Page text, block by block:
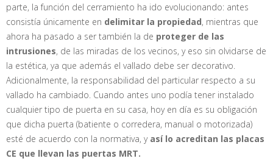
parte, la función del cerramiento ha ido evolucionando: antes
consistía únicamente en delimitar la propiedad, mientras que
ahora ha pasado a ser también la de proteger de las
intrusiones, de las miradas de los vecinos, y eso sin olvidarse de
la estética, ya que además el vallado debe ser decorativo.
Adicionalmente, la responsabilidad del particular respecto a su
vallado ha cambiado. Cuando antes uno podía tener instalado
cualquier tipo de puerta en su casa, hoy en día es su obligación
que dicha puerta (batiente o corredera, manual o motorizada)
esté de acuerdo con la normativa, y así lo acreditan las placas
CE que llevan las puertas MRT.